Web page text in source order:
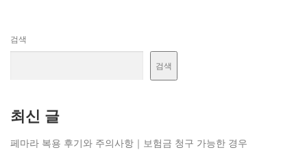
검색
검색
최신 글
페마라 복용 후기와 주의사항｜보험금 청구 가능한 경우